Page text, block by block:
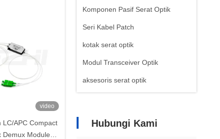
Komponen Pasif Serat Optik
Seri Kabel Patch
kotak serat optik
Modul Transceiver Optik
aksesoris serat optik
Hubungi Kami
video
LC/APC Compact
Demux Module